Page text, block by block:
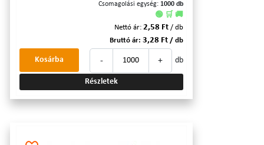
Csomagolási egység: 1000 db
🟢 🛒 🚚
Nettó ár: 2,58 Ft / db
Bruttó ár: 3,28 Ft / db
- + db
Kosárba
Részletek